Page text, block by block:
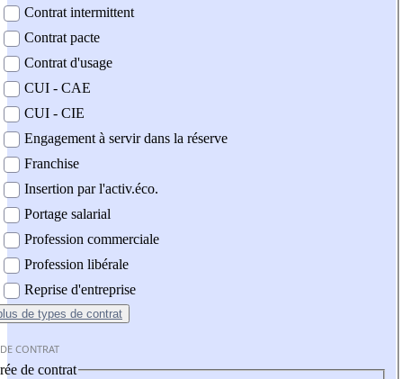
Contrat intermittent
Contrat pacte
Contrat d'usage
CUI - CAE
CUI - CIE
Engagement à servir dans la réserve
Franchise
Insertion par l'activ.éco.
Portage salarial
Profession commerciale
Profession libérale
Reprise d'entreprise
de types de contrat
CONTRAT
de contrat